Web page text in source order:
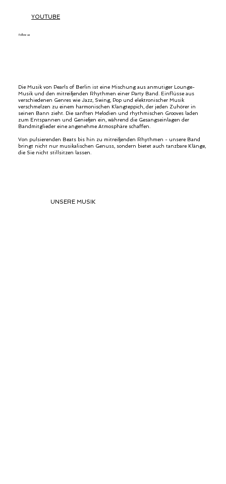
YOUTUBE
Follow us
Die Musik von Pearls of Berlin ist eine Mischung aus anmutiger Lounge-
Musik und den mitreißenden Rhythmen einer Party Band. Einflüsse aus
verschiedenen Genres wie Jazz, Swing, Pop und elektronischer Musik
verschmelzen zu einem harmonischen Klangteppich, der jeden Zuhörer in
seinen Bann zieht. Die sanften Melodien und rhythmischen Grooves laden
zum Entspannen und Genießen ein, während die Gesangseinlagen der
Bandmitglieder eine angenehme Atmosphäre schaffen.
Von pulsierenden Beats bis hin zu mitreißenden Rhythmen - unsere Band
bringt nicht nur musikalischen Genuss, sondern bietet auch tanzbare Klänge,
die Sie nicht stillsitzen lassen.
UNSERE MUSIK